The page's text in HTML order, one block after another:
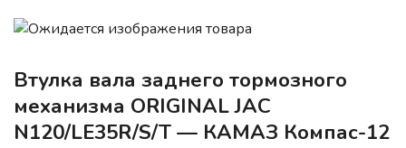
Втулка вала заднего тормозного
механизма ORIGINAL JAC
N120/LE35R/S/T — КАМАЗ Компас-12